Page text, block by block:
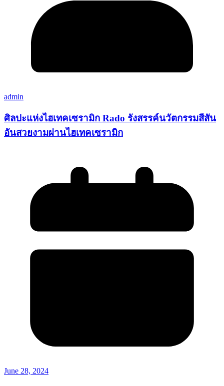
admin
ศิลปะแห่งไฮเทคเซรามิก Rado รังสรรค์นวัตกรรมสีสัน
อันสวยงามผ่านไฮเทคเซรามิก
June 28, 2024